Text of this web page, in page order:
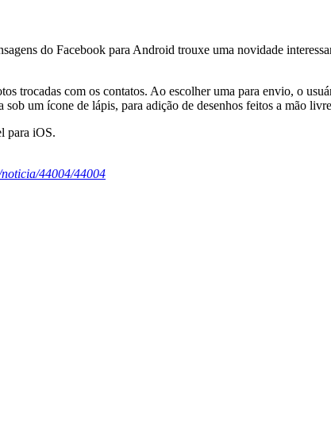
do Facebook para Android trouxe uma novidade
trocadas com os contatos. Ao escolher uma para envio, o
sob um ícone de lápis, para adição de desenhos feitos a mão
para iOS.
44004/44004